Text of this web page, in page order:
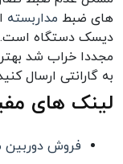
های ضبط مداربسته
دیسک دستگاه است.
مجددا خراب شد
به گارانتی ارسال
لینک های
فروش دوربین